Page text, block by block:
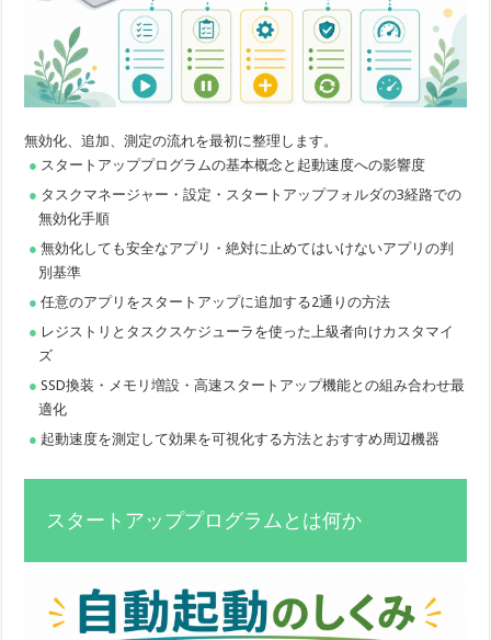
無効化、追加、測定の流れを最初に整理します。
スタートアッププログラムの基本概念と起動速度への影響度
タスクマネージャー・設定・スタートアップフォルダの3経路での
無効化手順
無効化しても安全なアプリ・絶対に止めてはいけないアプリの判
別基準
任意のアプリをスタートアップに追加する2通りの方法
レジストリとタスクスケジューラを使った上級者向けカスタマイ
ズ
SSD換装・メモリ増設・高速スタートアップ機能との組み合わせ最
適化
起動速度を測定して効果を可視化する方法とおすすめ周辺機器
スタートアッププログラムとは何か